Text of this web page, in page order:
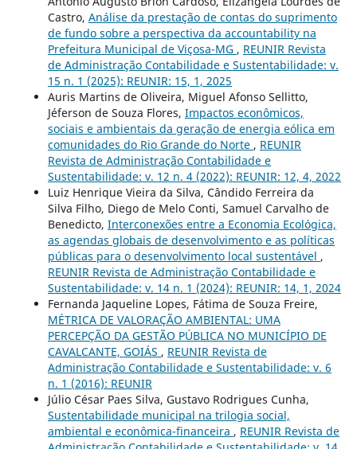
Castro, Análise da prestação de contas do suprimento
de fundo sobre a perspectiva da accountability na
Prefeitura Municipal de Viçosa-MG , REUNIR Revista
de Administração Contabilidade e Sustentabilidade: v.
15 n. 1 (2025): REUNIR: 15, 1, 2025
Auris Martins de Oliveira, Miguel Afonso Sellitto,
Jéferson de Souza Flores, Impactos econômicos,
sociais e ambientais da geração de energia eólica em
comunidades do Rio Grande do Norte , REUNIR
Revista de Administração Contabilidade e
Sustentabilidade: v. 12 n. 4 (2022): REUNIR: 12, 4, 2022
Luiz Henrique Vieira da Silva, Cândido Ferreira da
Silva Filho, Diego de Melo Conti, Samuel Carvalho de
Benedicto, Interconexões entre a Economia Ecológica,
as agendas globais de desenvolvimento e as políticas
públicas para o desenvolvimento local sustentável ,
REUNIR Revista de Administração Contabilidade e
Sustentabilidade: v. 14 n. 1 (2024): REUNIR: 14, 1, 2024
Fernanda Jaqueline Lopes, Fátima de Souza Freire,
MÉTRICA DE VALORAÇÃO AMBIENTAL: UMA
PERCEPÇÃO DA GESTÃO PÚBLICA NO MUNICÍPIO DE
CAVALCANTE, GOIÁS , REUNIR Revista de
Administração Contabilidade e Sustentabilidade: v. 6
n. 1 (2016): REUNIR
Júlio César Paes Silva, Gustavo Rodrigues Cunha,
Sustentabilidade municipal na trilogia social,
ambiental e econômica-financeira , REUNIR Revista de